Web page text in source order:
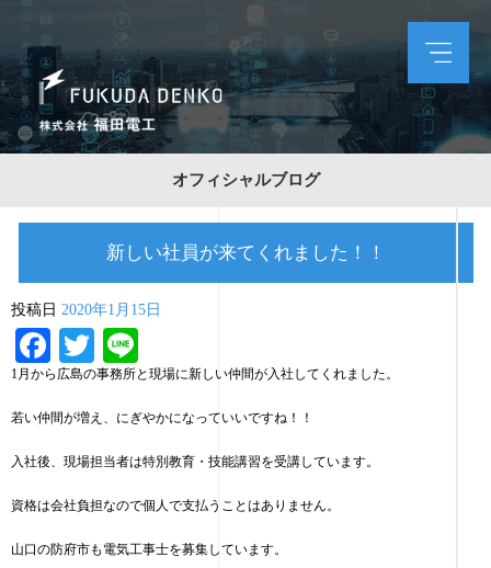
オフィシャルブログ
新しい社員が来てくれました！！
投稿日 2020年1月15日
Facebook
Twitter
1月から広島の事務所と現場に新しい仲間が入社してくれました。
若い仲間が増え、にぎやかになっていいですね！！
入社後、現場担当者は特別教育・技能講習を受講しています。
資格は会社負担なので個人で支払うことはありません。
山口の防府市も電気工事士を募集しています。